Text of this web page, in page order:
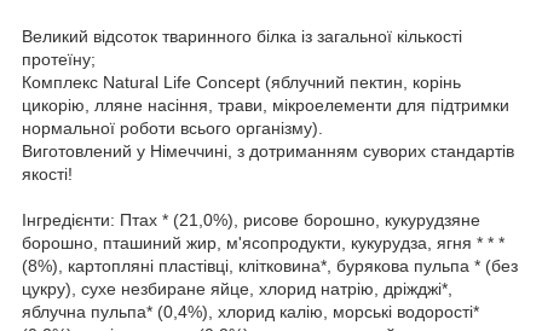
Великий відсоток тваринного білка із загальної кількості
протеїну;
Комплекс Natural Life Concept (яблучний пектин, корінь
цикорію, лляне насіння, трави, мікроелементи для підтримки
нормальної роботи всього організму).
Виготовлений у Німеччині, з дотриманням суворих стандартів
якості!
Інгредієнти: Птах * (21,0%), рисове борошно, кукурудзяне
борошно, пташиний жир, м'ясопродукти, кукурудза, ягня * * *
(8%), картопляні пластівці, клітковина*, бурякова пульпа * (без
цукру), сухе незбиране яйце, хлорид натрію, дріжджі*,
яблучна пульпа* (0,4%), хлорид калію, морські водорості*